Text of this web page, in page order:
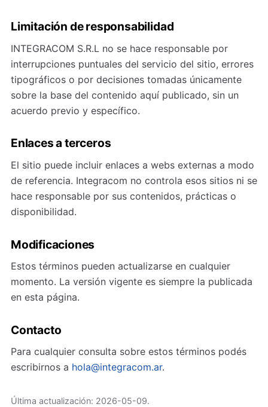
Limitación de responsabilidad
INTEGRACOM S.R.L no se hace responsable por
interrupciones puntuales del servicio del sitio, errores
tipográficos o por decisiones tomadas únicamente
sobre la base del contenido aquí publicado, sin un
acuerdo previo y específico.
Enlaces a terceros
El sitio puede incluir enlaces a webs externas a modo
de referencia. Integracom no controla esos sitios ni se
hace responsable por sus contenidos, prácticas o
disponibilidad.
Modificaciones
Estos términos pueden actualizarse en cualquier
momento. La versión vigente es siempre la publicada
en esta página.
Contacto
Para cualquier consulta sobre estos términos podés
escribirnos a hola@integracom.ar.
Última actualización: 2026-05-09.